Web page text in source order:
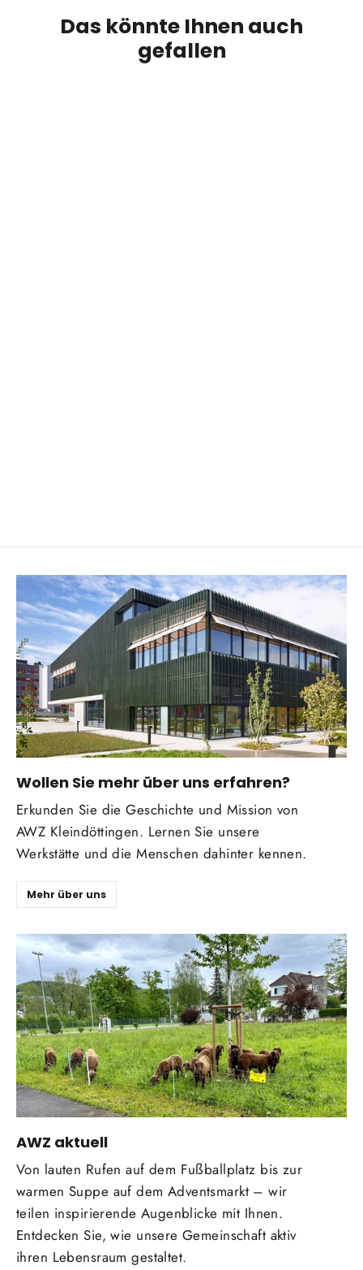
Das könnte Ihnen auch
gefallen
Wollen Sie mehr über uns erfahren?
Erkunden Sie die Geschichte und Mission von
AWZ Kleindöttingen. Lernen Sie unsere
Werkstätte und die Menschen dahinter kennen.
Mehr über uns
AWZ aktuell
Von lauten Rufen auf dem Fußballplatz bis zur
warmen Suppe auf dem Adventsmarkt – wir
teilen inspirierende Augenblicke mit Ihnen.
Entdecken Sie, wie unsere Gemeinschaft aktiv
ihren Lebensraum gestaltet.